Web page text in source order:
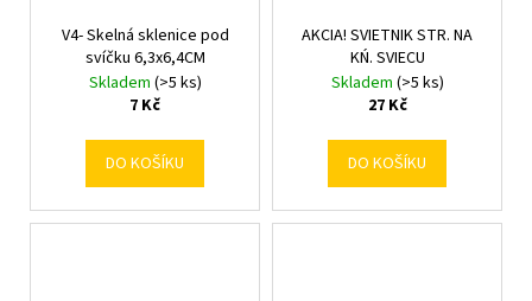
V4- Skelná sklenice pod
svíčku 6,3x6,4CM
Skladem (>5 ks)
7 Kč
DO KOŠÍKU
AKCIA! SVIETNIK STR. NA
KŃ. SVIECU
Skladem (>5 ks)
27 Kč
DO KOŠÍKU